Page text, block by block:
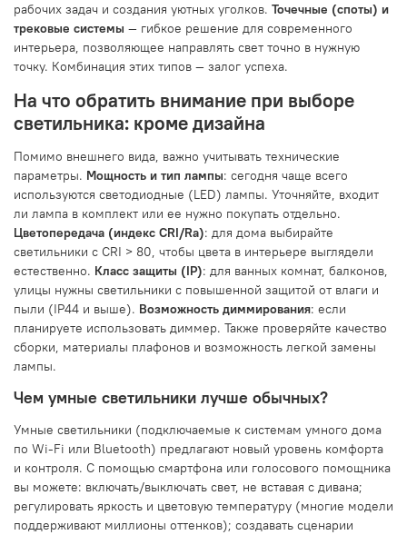
рабочих задач и создания уютных уголков. Точечные (споты) и
трековые системы — гибкое решение для современного
интерьера, позволяющее направлять свет точно в нужную
точку. Комбинация этих типов — залог успеха.
На что обратить внимание при выборе
светильника: кроме дизайна
Помимо внешнего вида, важно учитывать технические
параметры. Мощность и тип лампы: сегодня чаще всего
используются светодиодные (LED) лампы. Уточняйте, входит
ли лампа в комплект или ее нужно покупать отдельно.
Цветопередача (индекс CRI/Ra): для дома выбирайте
светильники с CRI > 80, чтобы цвета в интерьере выглядели
естественно. Класс защиты (IP): для ванных комнат, балконов,
улицы нужны светильники с повышенной защитой от влаги и
пыли (IP44 и выше). Возможность диммирования: если
планируете использовать диммер. Также проверяйте качество
сборки, материалы плафонов и возможность легкой замены
лампы.
Чем умные светильники лучше обычных?
Умные светильники (подключаемые к системам умного дома
по Wi-Fi или Bluetooth) предлагают новый уровень комфорта
и контроля. С помощью смартфона или голосового помощника
вы можете: включать/выключать свет, не вставая с дивана;
регулировать яркость и цветовую температуру (многие модели
поддерживают миллионы оттенков); создавать сценарии